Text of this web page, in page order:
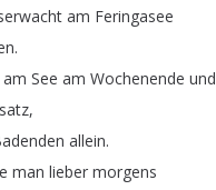
am Feringasee
.
am See am Wochenende und
,
allein.
man lieber morgens